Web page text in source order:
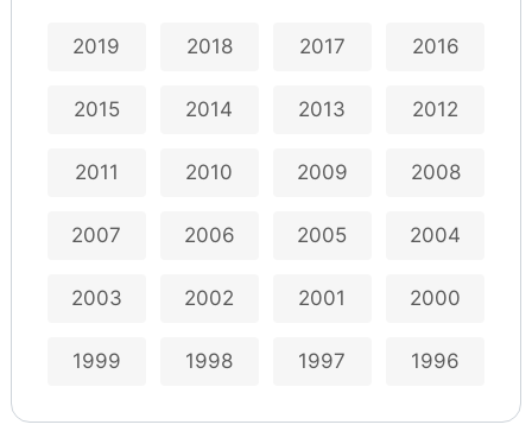
2019 2018 2017 2016
2015 2014 2013 2012
2011 2010 2009 2008
2007 2006 2005 2004
2003 2002 2001 2000
1999 1998 1997 1996